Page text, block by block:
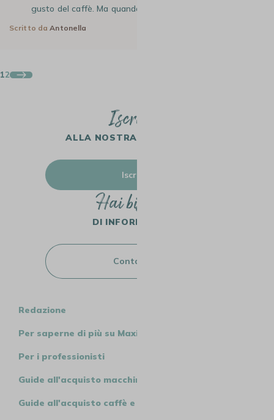
gusto del caffè. Ma quando si è alle prime armi con…
Scritto daAntonella
12
Iscriviti
ALLA NOSTRA NEWSLETTER
Iscriviti
Hai bisogno
DI INFORMAZIONI?
Contattaci
Redazione
Per saperne di più su MaxiCoffee
Per i professionisti
Guide all'acquisto macchine
Guide all'acquisto caffè e tè